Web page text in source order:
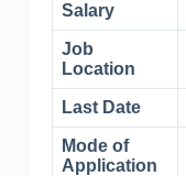
Salary
Job
Location
Last Date
Mode of
Application